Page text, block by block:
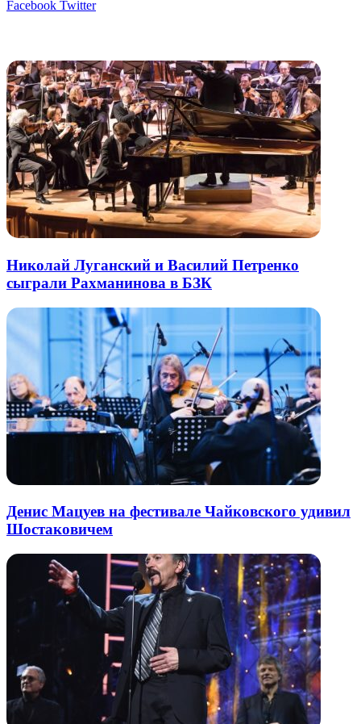
Facebook TwitterLinkedIn
Tumblr
Reddit
Вконтакте
Одноклассники
Skype
Messenger
Messenger
WhatsApp
Telegram
Viber
Line
Поделиться
Печатать
Николай Луганский и Василий Петренко
сыграли Рахманинова в БЗК
Денис Мацуев на фестивале Чайковского удивил
Шостаковичем